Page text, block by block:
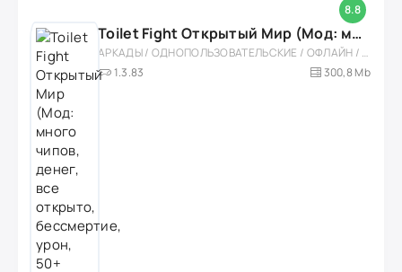
8.8
Toilet Fight Открытый Мир (Мод: много чипов, денег, все открыто, бессмертие, урон, 50+ читов)
АРКАДЫ / ОДНОПОЛЬЗОВАТЕЛЬСКИЕ / ОФЛАЙН / МОД / РОЛЕВЫЕ / ШУТЕРЫ / ОТКРЫТЫЙ МИР / ВСТРОЕННЫЙ КЕШ / 3D / ЭКШЕНЫ / ТУАЛЕТНЫЕ ВОЙНЫ / ДЛЯ ДЕТЕЙ
1.3.83
300,8 Mb